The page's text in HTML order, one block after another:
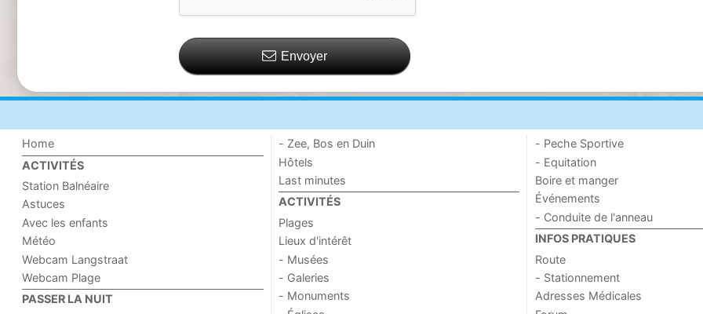
Envoyer
Home
ACTIVITÉS
Station Balnéaire
Astuces
Avec les enfants
Météo
Webcam Langstraat
Webcam Plage
PASSER LA NUIT
- Zee, Bos en Duin
Hôtels
Last minutes
ACTIVITÉS
Plages
Lieux d'intérêt
- Musées
- Galeries
- Monuments
- Peche Sportive
- Equitation
Boire et manger
Événements
- Conduite de l'anneau
INFOS PRATIQUES
Route
- Stationnement
Adresses Médicales